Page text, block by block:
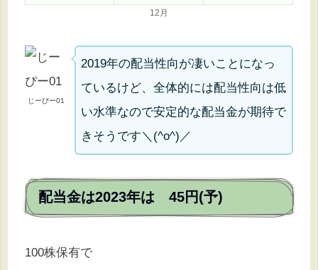
12月
じーぴー01
2019年の配当性向が凄いことになっ
ているけど、全体的には配当性向は低
い水準なので安定的な配当金が期待で
きそうです＼(^o^)／
配当金は2023年は 45円(予)
100株保有で